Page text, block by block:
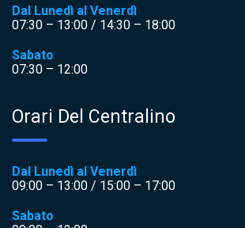
Dal Lunedì al Venerdì
07:30 – 13:00 / 14:30 – 18:00
Sabato
07:30 – 12:00
Orari Del Centralino
Dal Lunedì al Venerdì
09:00 – 13:00 / 15:00 – 17:00
Sabato